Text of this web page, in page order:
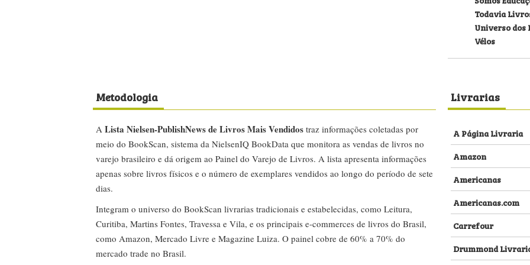
Todavia
Universo dos
Vélos
Metodologia
A Lista Nielsen-PublishNews de Livros Mais Vendidos traz informações coletadas por
meio do BookScan, sistema da NielsenIQ BookData que monitora as vendas de livros no
varejo brasileiro e dá origem ao Painel do Varejo de Livros. A lista apresenta informações
apenas sobre livros físicos e o número de exemplares vendidos ao longo do período de sete
dias.
Integram o universo do BookScan livrarias tradicionais e estabelecidas, como Leitura,
Curitiba, Martins Fontes, Travessa e Vila, e os principais e-commerces de livros do Brasil,
como Amazon, Mercado Livre e Magazine Luiza. O painel cobre de 60% a 70% do
mercado trade no Brasil.
Livrarias
A Página Livraria
Amazon
Americanas
Americanas.com
Carrefour
Drummond